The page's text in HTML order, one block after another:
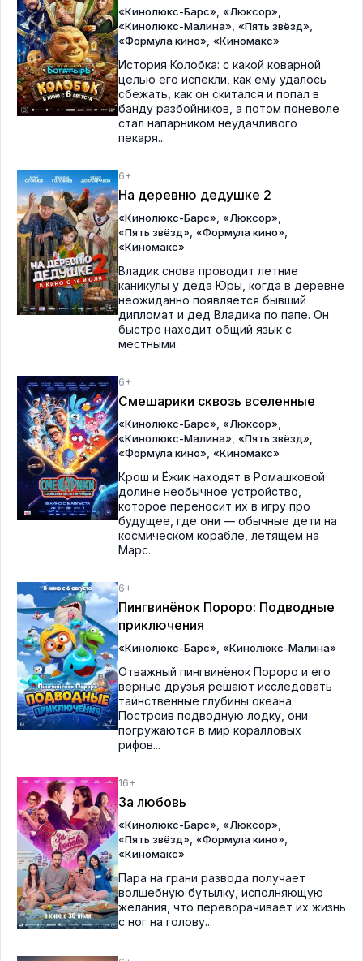
«Кинолюкс-Барс», «Люксор»,
«Кинолюкс-Малина», «Пять звёзд»,
«Формула кино», «Киномакс»
История Колобка: с какой коварной
целью его испекли, как ему удалось
сбежать, как он скитался и попал в
банду разбойников, а потом поневоле
стал напарником неудачливого
пекаря...
6+
На деревню дедушке 2
«Кинолюкс-Барс», «Люксор»,
«Пять звёзд», «Формула кино»,
«Киномакс»
Владик снова проводит летние
каникулы у деда Юры, когда в деревне
неожиданно появляется бывший
дипломат и дед Владика по папе. Он
быстро находит общий язык с
местными.
6+
Смешарики сквозь вселенные
«Кинолюкс-Барс», «Люксор»,
«Кинолюкс-Малина», «Пять звёзд»,
«Формула кино», «Киномакс»
Крош и Ёжик находят в Ромашковой
долине необычное устройство,
которое переносит их в игру про
будущее, где они — обычные дети на
космическом корабле, летящем на
Марс.
6+
Пингвинёнок Пороро: Подводные
приключения
«Кинолюкс-Барс», «Кинолюкс-Малина»
Отважный пингвинёнок Пороро и его
верные друзья решают исследовать
таинственные глубины океана.
Построив подводную лодку, они
погружаются в мир коралловых
рифов...
16+
За любовь
«Кинолюкс-Барс», «Люксор»,
«Пять звёзд», «Формула кино»,
«Киномакс»
Пара на грани развода получает
волшебную бутылку, исполняющую
желания, что переворачивает их жизнь
с ног на голову...